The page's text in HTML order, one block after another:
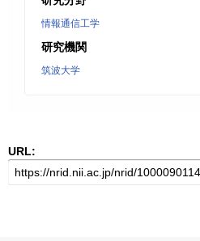
情報通信工学
研究機関
筑波大学
URL: